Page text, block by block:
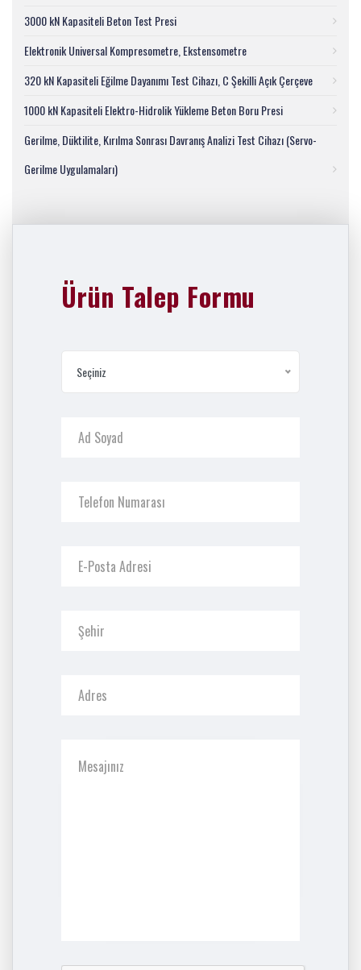
3000 kN Kapasiteli Beton Test Presi
Elektronik Universal Kompresometre, Ekstensometre
320 kN Kapasiteli Eğilme Dayanımı Test Cihazı, C Şekilli Açık Çerçeve
1000 kN Kapasiteli Elektro-Hidrolik Yükleme Beton Boru Presi
Gerilme, Düktilite, Kırılma Sonrası Davranış Analizi Test Cihazı (Servo-
Gerilme Uygulamaları)
Ürün Talep Formu
Seçiniz